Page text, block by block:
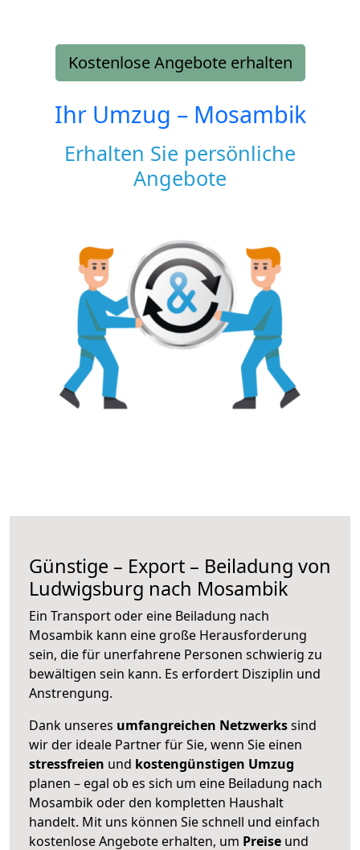
Kostenlose Angebote erhalten
Ihr Umzug – Mosambik
Erhalten Sie persönliche
Angebote
Günstige – Export – Beiladung von
Ludwigsburg nach Mosambik
Ein Transport oder eine Beiladung nach
Mosambik kann eine große Herausforderung
sein, die für unerfahrene Personen schwierig zu
bewältigen sein kann. Es erfordert Disziplin und
Anstrengung.
Dank unseres umfangreichen Netzwerkssind
wir der ideale Partner für Sie, wenn Sie einen
stressfreien und kostengünstigen Umzug
planen – egal ob es sich um eine Beiladung nach
Mosambik oder den kompletten Haushalt
handelt. Mit uns können Sie schnell und einfach
kostenlose Angebote erhalten, um Preise und